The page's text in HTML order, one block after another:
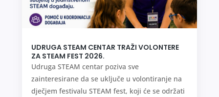
UDRUGA STEAM CENTAR TRAŽI VOLONTERE
ZA STEAM FEST 2026.
Udruga STEAM centar poziva sve
zainteresirane da se uključe u volontiranje na
dječjem festivalu STEAM fest, koji će se održati